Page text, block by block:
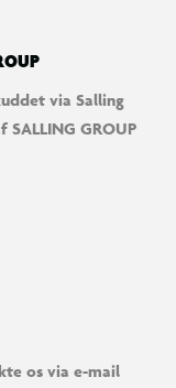
via Salling
GROUP
os via e-mail